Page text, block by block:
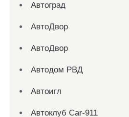
Автоград
АвтоДвор
АвтоДвор
Автодом РВД
Автоигл
Автоклуб Car-911